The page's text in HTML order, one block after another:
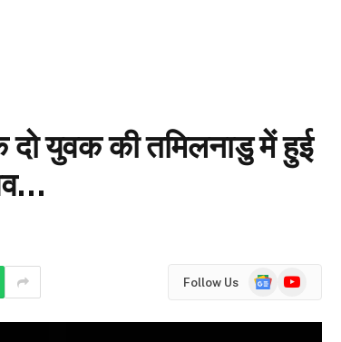
युवक की तमिलनाडु में हुई
Follow Us
GoogleYouTube